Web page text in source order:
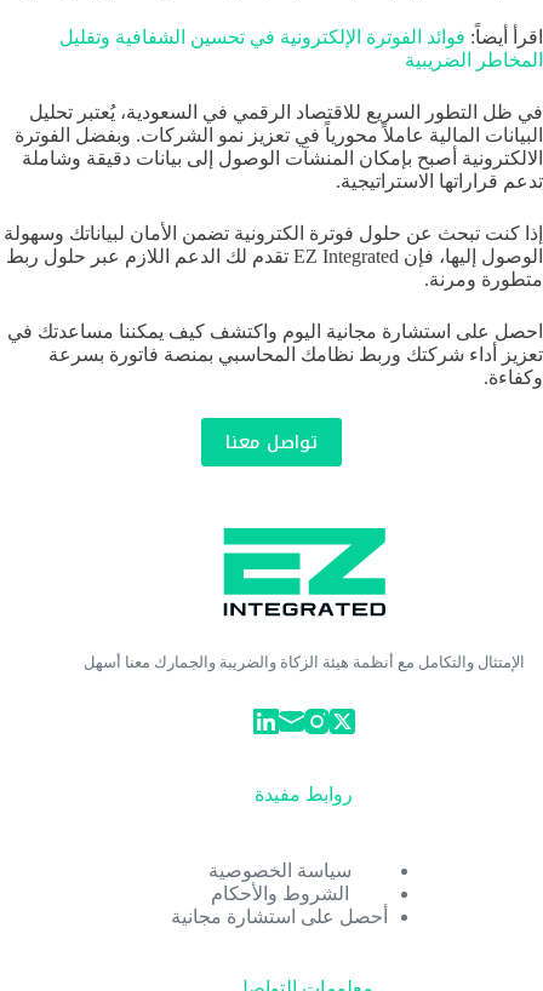
اقرأ أيضاً: فوائد الفوترة الإلكترونية في تحسين الشفافية وتقليل
المخاطر الضريبية
في ظل التطور السريع للاقتصاد الرقمي في السعودية، يُعتبر تحليل
البيانات المالية عاملاً محورياً في تعزيز نمو الشركات. وبفضل الفوترة
الالكترونية أصبح بإمكان المنشآت الوصول إلى بيانات دقيقة وشاملة
تدعم قراراتها الاستراتيجية.
إذا كنت تبحث عن حلول فوترة الكترونية تضمن الأمان لبياناتك وسهولة
الوصول إليها، فإن EZ Integrated تقدم لك الدعم اللازم عبر حلول ربط
متطورة ومرنة.
احصل على استشارة مجانية اليوم واكتشف كيف يمكننا مساعدتك في
تعزيز أداء شركتك وربط نظامك المحاسبي بمنصة فاتورة بسرعة
وكفاءة.
تواصل معنا
الإمتثال والتكامل مع أنظمة هيئة الزكاة والضريبة والجمارك معنا أسهل
روابط مفيدة
سياسة الخصوصية
الشروط والأحكام
أحصل على استشارة مجانية